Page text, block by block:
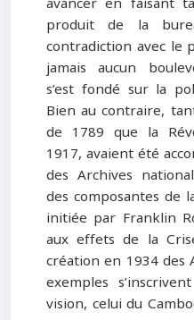
produit de la
contradiction avec le
jamais aucun
s’est fondé sur la
Bien au contraire,
de 1789 que la
1917, avaient été
des Archives
des composantes de
initiée par Franklin
aux effets de la
création en 1934 des
exemples
vision, celui du